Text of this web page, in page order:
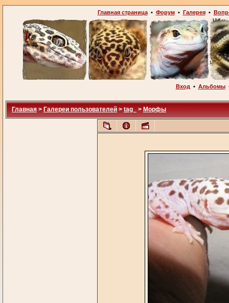
Главная страница• Форум• Галерея•
Вход • Альбомы
Главная > Галереи пользователей > tag_ > Морфы